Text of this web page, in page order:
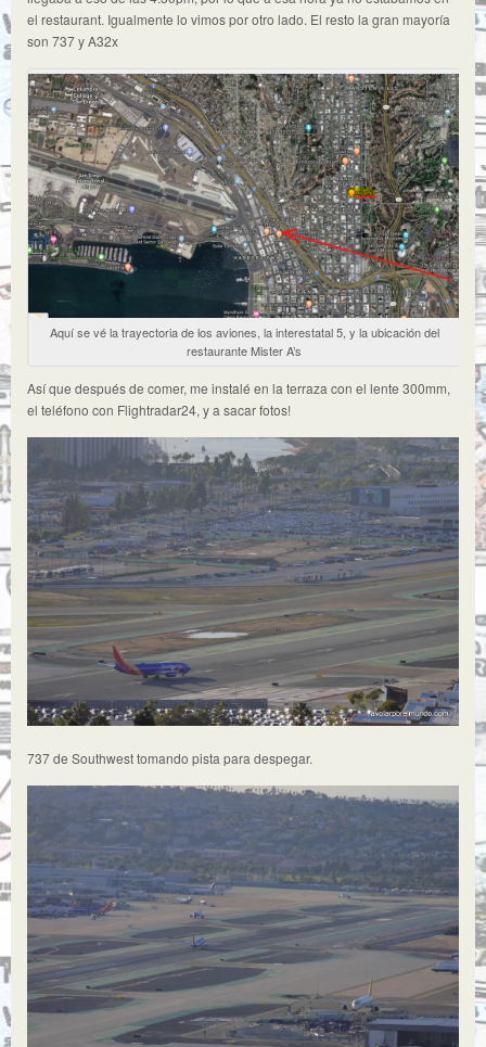
el restaurant. Igualmente lo vimos por otro lado. El resto la gran mayoría
son 737 y A32x
Aquí se vé la trayectoria de los aviones, la interestatal 5, y la ubicación del
restaurante Mister A’s
Así que después de comer, me instalé en la terraza con el lente 300mm,
el teléfono con Flightradar24, y a sacar fotos!
737 de Southwest tomando pista para despegar.